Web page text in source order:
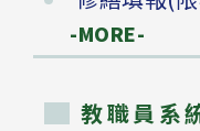
-MORE-
教職員系